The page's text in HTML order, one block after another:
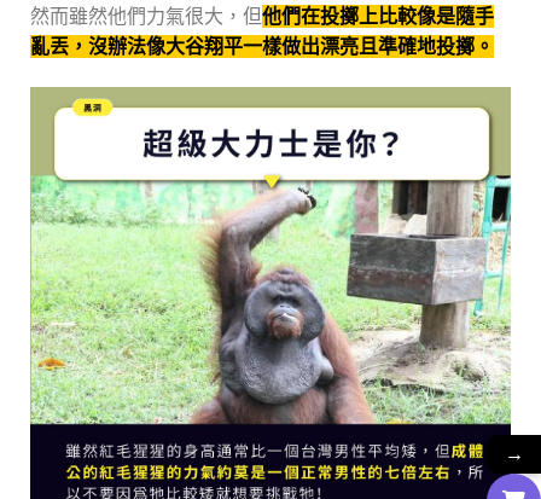
然而雖然他們力氣很大，但他們在投擲上比較像是隨手
亂丟，沒辦法像大谷翔平一樣做出漂亮且準確地投擲。
→